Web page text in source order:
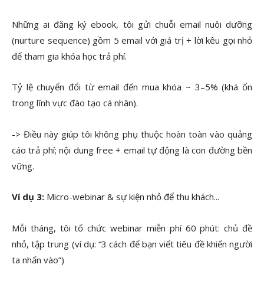
Những ai đăng ký ebook, tôi gửi chuỗi email nuôi dưỡng
(nurture sequence) gồm 5 email với giá trị + lời kêu gọi nhỏ
để tham gia khóa học trả phí.
Tỷ lệ chuyển đổi từ email đến mua khóa ~ 3–5% (khá ổn
trong lĩnh vực đào tạo cá nhân).
-> Điều này giúp tôi không phụ thuộc hoàn toàn vào quảng
cáo trả phí; nội dung free + email tự động là con đường bền
vững.
Ví dụ 3: Micro-webinar & sự kiện nhỏ để thu khách...
Mỗi tháng, tôi tổ chức webinar miễn phí 60 phút: chủ đề
nhỏ, tập trung (ví dụ: “3 cách để bạn viết tiêu đề khiến người
ta nhấn vào”)